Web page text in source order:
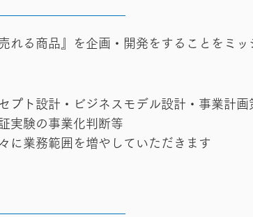
れる商品』を企画・開発をすることをミ
プト設計・ビジネスモデル設計・事業計
実験の事業化判断等
に業務範囲を増やしていただきます